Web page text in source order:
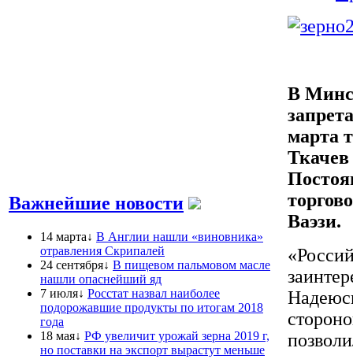
Важнейшие новости
14 марта↓ В Англии нашли «виновника»
отравления Скрипалей
24 сентября↓ В пищевом пальмовом масле
нашли опаснейший яд
7 июля↓ Росстат назвал наиболее
подорожавшие продукты по итогам 2018
года
18 мая↓ РФ увеличит урожай зерна 2019 г,
но поставки на экспорт вырастут меньше
В
марта
Ткачев
Ваэзи.